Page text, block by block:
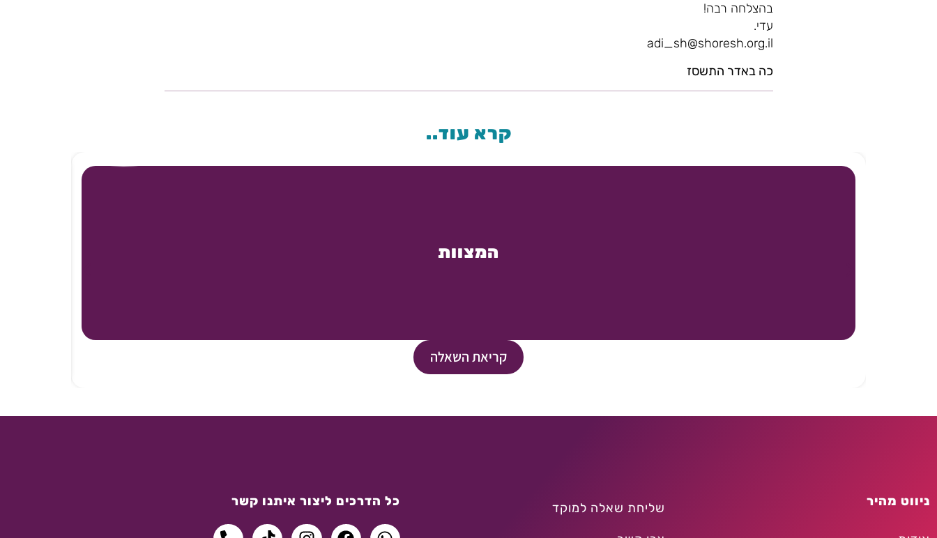
בהצלחה רבה!
עדי.
adi_sh@shoresh.org.il
כה באדר התשסז
קרא עוד..
המצוות
קריאת השאלה
ניווט מהיר שליחת שאלה למוקד כל הדרכים ליצור איתנו קשר